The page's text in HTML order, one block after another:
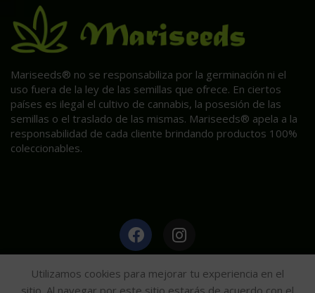
Mariseeds® no se responsabiliza por la germinación ni el
uso fuera de la ley de las semillas que ofrece. En ciertos
países es ilegal el cultivo de cannabis, la posesión de las
semillas o el traslado de las mismas. Mariseeds® apela a la
responsabilidad de cada cliente brindando productos 100%
coleccionables.
HAGA CLIC AQUÍ PARA INFORMACIÓN POST VENTA.
Utilizamos cookies para mejorar tu experiencia en el
sitio. Al navegar por este sitio estarás de acuerdo con el